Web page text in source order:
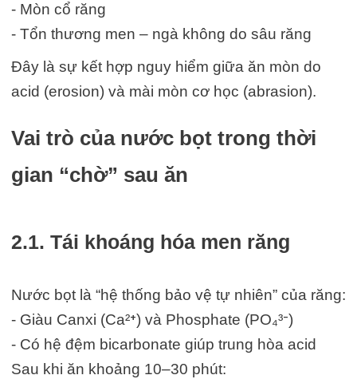
- Mòn cổ răng
- Tổn thương men – ngà không do sâu răng
Đây là sự kết hợp nguy hiểm giữa ăn mòn do
acid (erosion) và mài mòn cơ học (abrasion).
Vai trò của nước bọt trong thời
gian “chờ” sau ăn
2.1. Tái khoáng hóa men răng
Nước bọt là “hệ thống bảo vệ tự nhiên” của răng:
- Giàu Canxi (Ca²⁺) và Phosphate (PO₄³⁻)
- Có hệ đệm bicarbonate giúp trung hòa acid
Sau khi ăn khoảng 10–30 phút: